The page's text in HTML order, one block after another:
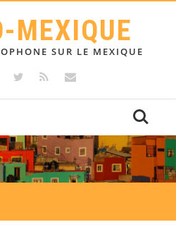
MEXIQUE
SUR LE MEXIQUE